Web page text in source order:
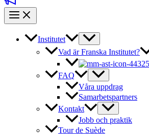
Institutet
Vad är Franska Institutet?
FAQ
Våra uppdrag
Samarbetspartners
Kontakt
Jobb och praktik
Tour de Suède